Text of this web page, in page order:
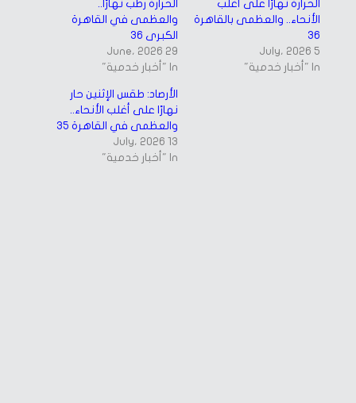
الحرارة رطب نهارًا..
والعظمى في القاهرة
الكبرى 36
29 June، 2026
In "أخبار خدمية"
الحرارة نهارًا على أغلب
الأنحاء.. والعظمى بالقاهرة
36
5 July، 2026
In "أخبار خدمية"
الأرصاد: طقس الإثنين حار
نهارًا على أغلب الأنحاء..
والعظمى في القاهرة 35
13 July، 2026
In "أخبار خدمية"